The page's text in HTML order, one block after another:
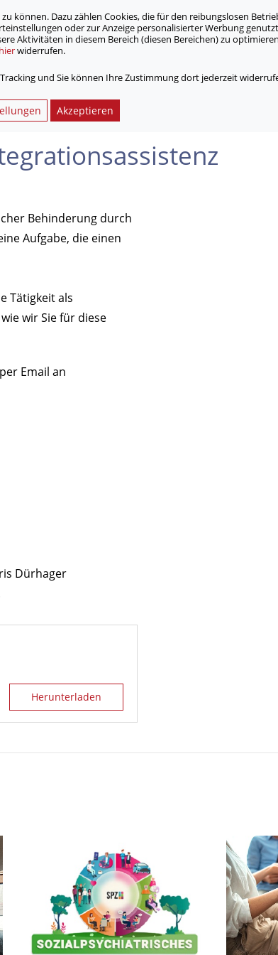
& Karriere
Behinderung durch
Aufgabe, die einen
Tätigkeit als
wir Sie für diese
Email an
Dürhager
Herunterladen
können. Dazu zählen Cookies, die für den reibungslosen
oder zur Anzeige personalisierter Werbung
Aktivitäten in diesem Bereich (diesen Bereichen) zu
hierwiderrufen.
und Sie können Ihre Zustimmung dort jederzeit
Akzeptieren